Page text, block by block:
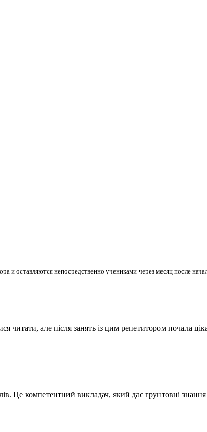
и оставляются непосредственно учениками через месяц после
читати, але після занять із цим репетитором
Це компетентний викладач, який дає грунтовні знання